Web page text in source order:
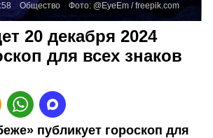
Общество Фото: @EyeEm /freepik.com
20 декабря 2024
для всех знаков
публикует гороскоп для